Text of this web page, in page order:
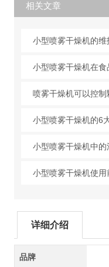
相关文章
小型喷雾干燥机的
小型喷雾干燥机在
喷雾干燥机可以控
小型喷雾干燥机的6
小型喷雾干燥机中
小型喷雾干燥机使
详细介绍
品牌